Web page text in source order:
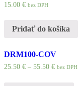
15.00 € bez DPH
Pridať do košíka
DRM100-COV
25.50 € – 55.50 € bez DPH